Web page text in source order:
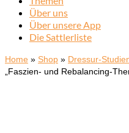
Über uns
Über unsere App
Die Sattlerliste
Home » Shop » Dressur-
„Faszien- und Rebalancing-